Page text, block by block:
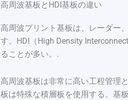
高周波基板とHDI基板の違い
高周波プリント基板は、レーダー
す。HDI（High Density
ることが多い。.
高周波基板は非常に高い工程管理
板は特殊な積層板を使用する。基